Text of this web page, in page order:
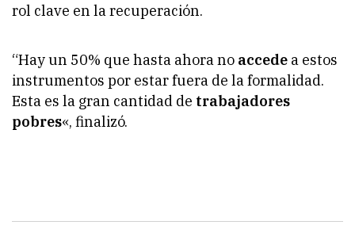
rol clave en la recuperación.
“Hay un 50% que hasta ahora no accede a estos
instrumentos por estar fuera de la formalidad.
Esta es la gran cantidad de trabajadores
pobres«, finalizó.